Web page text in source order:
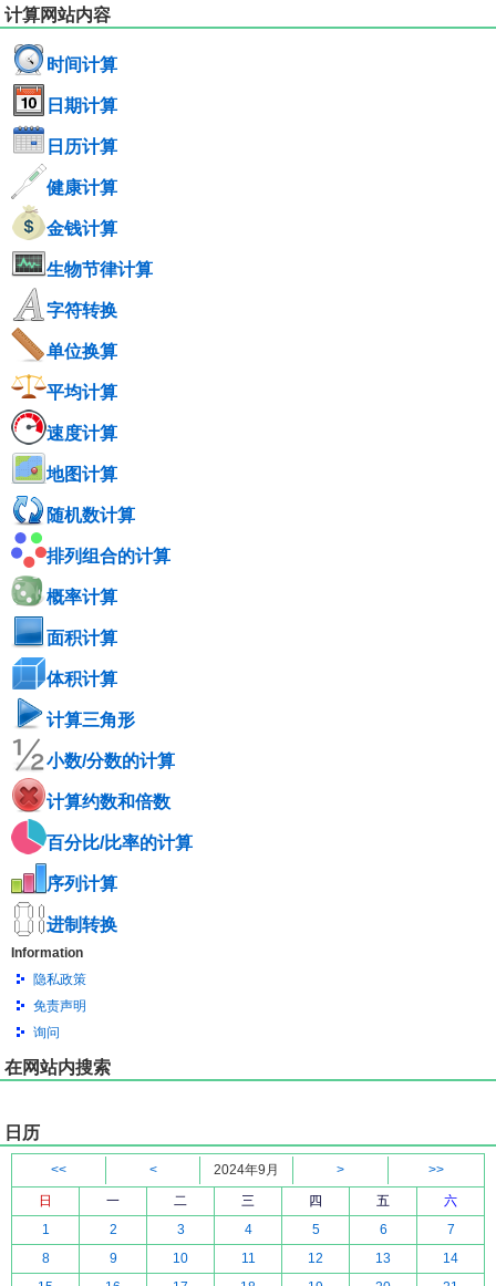
计算网站内容
时间计算
日期计算
日历计算
健康计算
金钱计算
生物节律计算
字符转换
单位换算
平均计算
速度计算
地图计算
随机数计算
排列组合的计算
概率计算
面积计算
体积计算
计算三角形
小数/分数的计算
计算约数和倍数
百分比/比率的计算
序列计算
进制转换
Information
隐私政策
免责声明
询问
在网站内搜索
日历
<< < 2024年9月 >
>>
日
一 二 三 四 五
六
1
2 3 4 5 6
7
8
9 10 11 12 13
14